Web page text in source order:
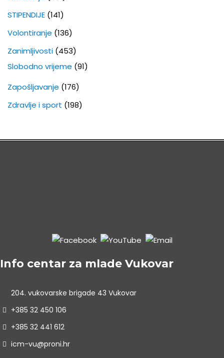
STIPENDIJE (141)
Volontiranje (136)
Zanimljivosti (453)
Slobodno vrijeme (91)
Zapošljavanje (176)
Zdravlje i sport (198)
Info centar za mlade Vukovar
204. vukovarske brigade 43 Vukovar
+385 32 450 106
+385 32 441 612
icm-vu@proni.hr